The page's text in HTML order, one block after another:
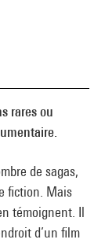
rares ou
de sagas,
fiction. Mais
témoignent. Il
d’un film